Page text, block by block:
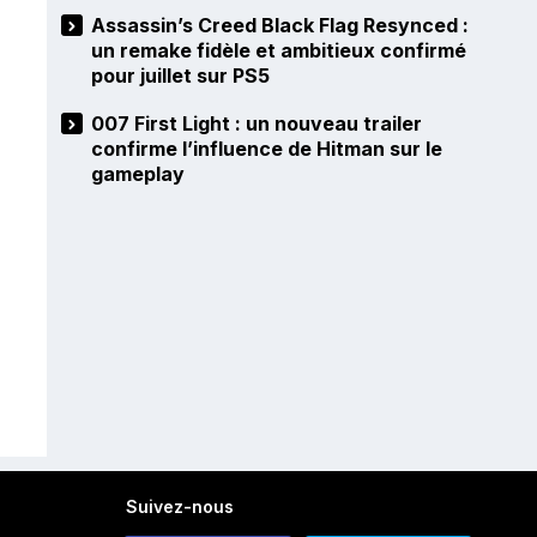
Assassin’s Creed Black Flag Resynced :
un remake fidèle et ambitieux confirmé
pour juillet sur PS5
007 First Light : un nouveau trailer
confirme l’influence de Hitman sur le
gameplay
Suivez-nous